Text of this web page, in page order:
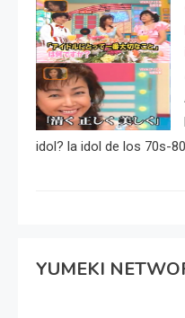
idol? la idol de los 70s-
YUMEKI